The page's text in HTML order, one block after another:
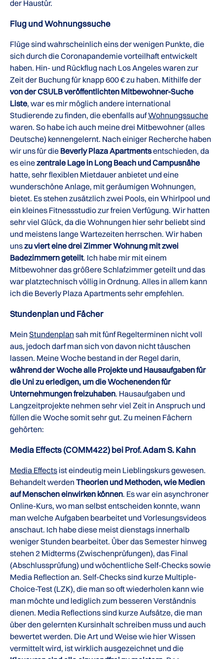
der Haustür.
Flug und Wohnungssuche
Flüge sind wahrscheinlich eins der wenigen Punkte, die
sich durch die Coronapandemie vorteilhaft entwickelt
haben. Hin- und Rückflug nach Los Angeles waren zur
Zeit der Buchung für knapp 600 € zu haben. Mithilfe der
von der CSULB veröffentlichten Mitbewohner-Suche
Liste, war es mir möglich andere international
Studierende zu finden, die ebenfalls aufWohnungssuche
waren. So habe ich auch meine drei Mitbewohner (alles
Deutsche) kennengelernt. Nach einiger Recherche haben
wir uns für die Beverly Plaza Apartmentsentschieden, da
es einezentrale Lage in Long Beach und Campusnähe
hatte, sehr flexiblen Mietdauer anbietet und eine
wunderschöne Anlage, mit geräumigen Wohnungen,
bietet. Es stehen zusätzlich zwei Pools, ein Whirlpool und
ein kleines Fitnessstudio zur freien Verfügung. Wir hatten
sehr viel Glück, da die Wohnungen hier sehr beliebt sind
und meistens lange Wartezeiten herrschen. Wir haben
unszu viert eine drei Zimmer Wohnung mit zwei
Badezimmern geteilt. Ich habe mir mit einem
Mitbewohner das größere Schlafzimmer geteilt und das
war platztechnisch völlig in Ordnung. Alles in allem kann
ich die Beverly Plaza Apartments sehr empfehlen.
Stundenplan und Fächer
Mein Stundenplan sah mit fünf Regelterminen nicht voll
aus, jedoch darf man sich von davon nicht täuschen
lassen. Meine Woche bestand in der Regel darin,
während der Woche alle Projekte und Hausaufgaben für
die Uni zu erledigen, um die Wochenenden für
Unternehmungen freizuhaben. Hausaufgaben und
Langzeitprojekte nehmen sehr viel Zeit in Anspruch und
füllen die Woche somit sehr gut. Zu meinen Fächern
gehörten:
Media Effects (COMM422) bei Prof. Adam S. Kahn
Media Effects ist eindeutig mein Lieblingskurs gewesen.
Behandelt werden Theorien und Methoden, wie Medien
auf Menschen einwirken können. Es war ein asynchroner
Online-Kurs, wo man selbst entscheiden konnte, wann
man welche Aufgaben bearbeitet und Vorlesungsvideos
anschaut. Ich habe diese meist dienstags innerhalb
weniger Stunden bearbeitet. Über das Semester hinweg
stehen 2 Midterms (Zwischenprüfungen), das Final
(Abschlussprüfung) und wöchentliche Self-Checks sowie
Media Reflection an. Self-Checks sind kurze Multiple-
Choice-Test (LZK), die man so oft wiederholen kann wie
man möchte und lediglich zum besseren Verständnis
dienen. Media Reflections sind kurze Aufsätze, die man
über den gelernten Kursinhalt schreiben muss und auch
bewertet werden. Die Art und Weise wie hier Wissen
vermittelt wird, ist wirklich ausgezeichnet und die